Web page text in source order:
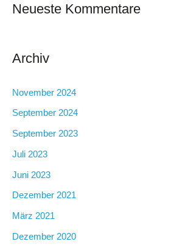
Neueste Kommentare
Archiv
November 2024
September 2024
September 2023
Juli 2023
Juni 2023
Dezember 2021
März 2021
Dezember 2020